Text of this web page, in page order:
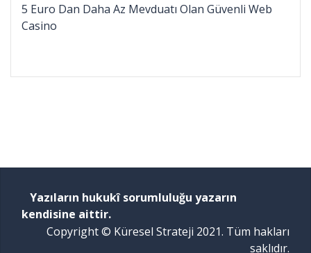
5 Euro Dan Daha Az Mevduatı Olan Güvenli Web
Casino
Yazıların hukukî sorumluluğu yazarın
kendisine aittir.
Copyright © Küresel Strateji 2021. Tüm hakları
saklıdır.